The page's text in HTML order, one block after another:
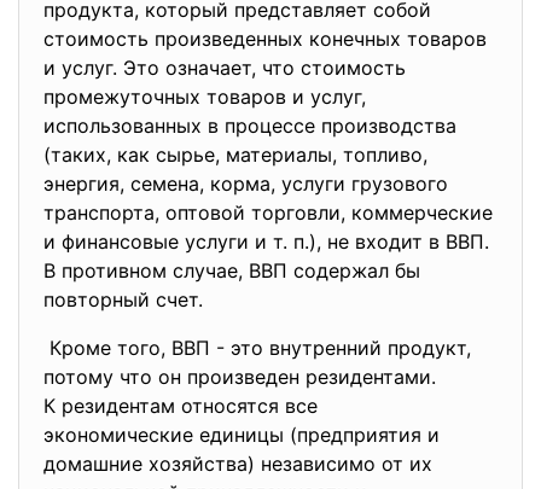
продукта, который представляет собой
стоимость произведенных конечных товаров
и услуг. Это означает, что стоимость
промежуточных товаров и услуг,
использованных в процессе производства
(таких, как сырье, материалы, топливо,
энергия, семена, корма, услуги грузового
транспорта, оптовой торговли, коммерческие
и финансовые услуги и т. п.), не входит в ВВП.
В противном случае, ВВП содержал бы
повторный счет.
Кроме того, ВВП - это внутренний продукт,
потому что он произведен резидентами.
К резидентам относятся все
экономические единицы (предприятия и
домашние хозяйства) независимо от их